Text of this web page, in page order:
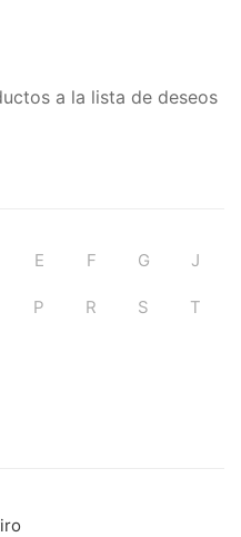
a la lista de deseos
E F G J
P R S T